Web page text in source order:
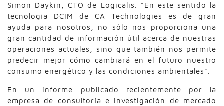
Simon Daykin, CTO de Logicalis. "En este sentido la
tecnología DCIM de CA Technologies es de gran
ayuda para nosotros, no sólo nos proporciona una
gran cantidad de información útil acerca de nuestras
operaciones actuales, sino que también nos permite
predecir mejor cómo cambiará en el futuro nuestro
consumo energético y las condiciones ambientales".
En un informe publicado recientemente por la
empresa de consultoría e investigación de mercado